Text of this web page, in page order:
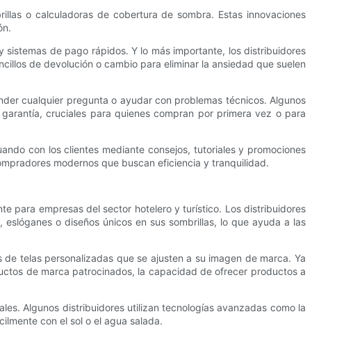
o calculadoras de cobertura de sombra. Estas innovaciones
de pago rápidos. Y lo más importante, los distribuidores
de devolución o cambio para eliminar la ansiedad que suelen
cualquier pregunta o ayudar con problemas técnicos. Algunos
cruciales para quienes compran por primera vez o para
con los clientes mediante consejos, tutoriales y promociones
modernos que buscan eficiencia y tranquilidad.
para empresas del sector hotelero y turístico. Los distribuidores
o diseños únicos en sus sombrillas, lo que ayuda a las
telas personalizadas que se ajusten a su imagen de marca. Ya
de marca patrocinados, la capacidad de ofrecer productos a
Algunos distribuidores utilizan tecnologías avanzadas como la
con el sol o el agua salada.